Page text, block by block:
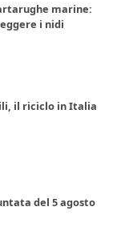
marine:
i nidi
il riciclo in Italia
del 5 agosto